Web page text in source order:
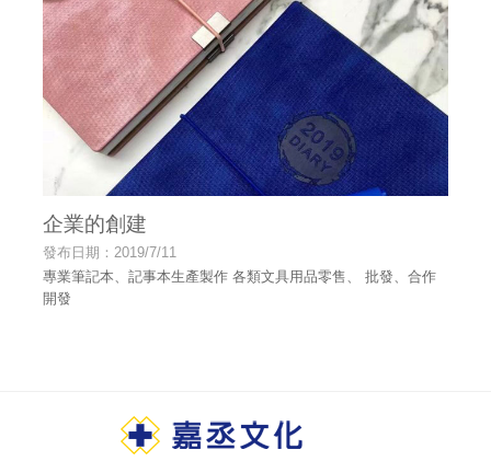
企業的創建
發布日期：2019/7/11
專業筆記本、記事本生產製作 各類文具用品零售、 批發、合作
開發